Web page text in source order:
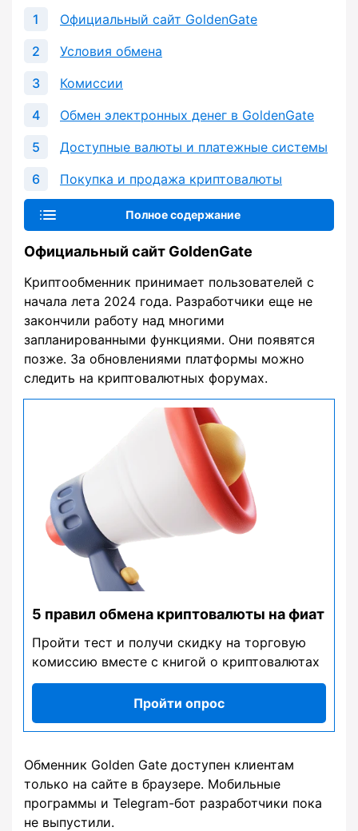
Официальный сайт GoldenGate
Условия обмена
Комиссии
Обмен электронных денег в GoldenGate
Доступные валюты и платежные системы
Покупка и продажа криптовалюты
Полное содержание
Официальный сайт GoldenGate
Криптообменник принимает пользователей с
начала лета 2024 года. Разработчики еще не
закончили работу над многими
запланированными функциями. Они появятся
позже. За обновлениями платформы можно
следить на криптовалютных форумах.
5 правил обмена криптовалюты на фиат
Пройти тест и получи скидку на торговую
комиссию вместе с книгой о криптовалютах
Пройти опрос
Обменник Golden Gate доступен клиентам
только на сайте в браузере. Мобильные
программы и Telegram-бот разработчики пока
не выпустили.